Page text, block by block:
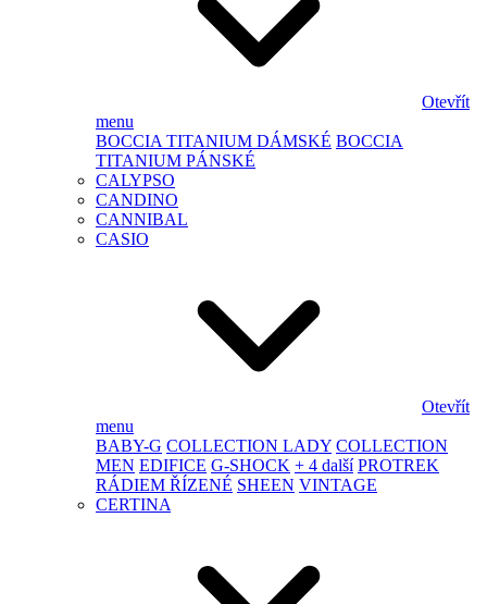
Otevřít
menu
BOCCIA TITANIUM DÁMSKÉ BOCCIA
TITANIUM PÁNSKÉ
CALYPSO
CANDINO
CANNIBAL
CASIO
Otevřít
menu
BABY-G COLLECTION LADY COLLECTION
MEN EDIFICE G-SHOCK + 4 další PROTREK
RÁDIEM ŘÍZENÉ SHEEN VINTAGE
CERTINA